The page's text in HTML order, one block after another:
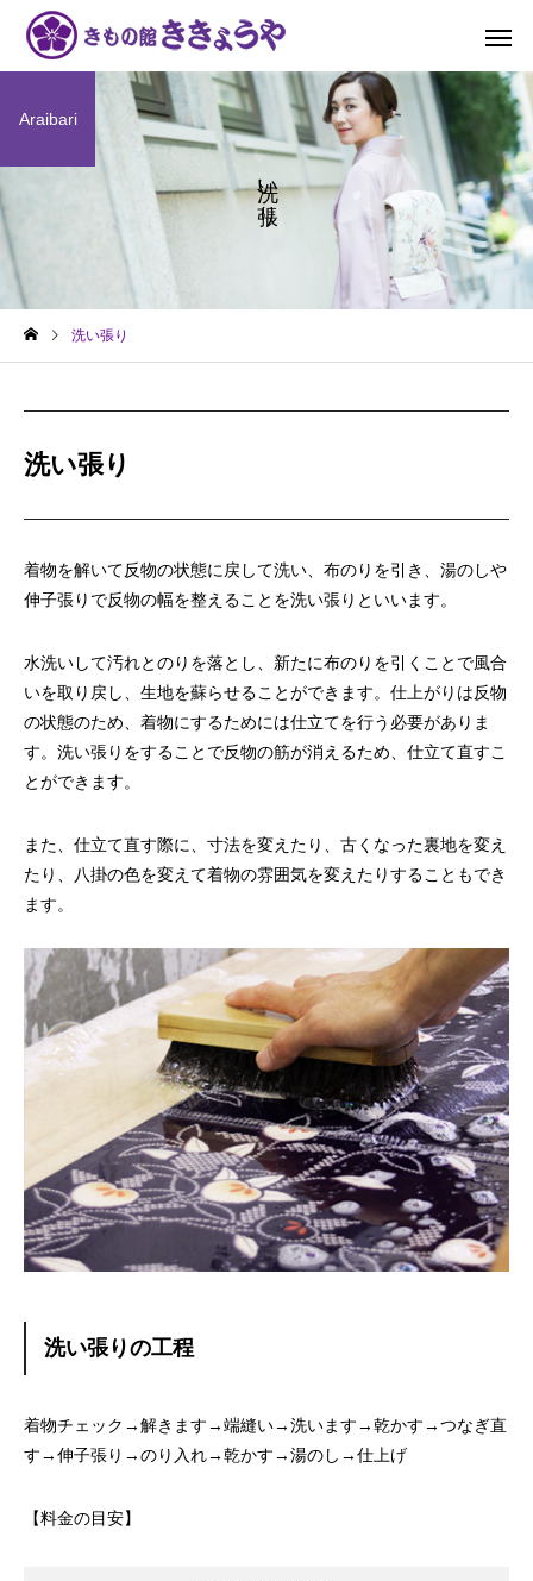
洗い張り
Araibari
洗い張り
洗い張り
着物を解いて反物の状態に戻して洗い、布のりを引き、湯のしや
伸子張りで反物の幅を整えることを洗い張りといいます。
水洗いして汚れとのりを落とし、新たに布のりを引くことで風合
いを取り戻し、生地を蘇らせることができます。仕上がりは反物
の状態のため、着物にするためには仕立てを行う必要がありま
す。洗い張りをすることで反物の筋が消えるため、仕立て直すこ
とができます。
また、仕立て直す際に、寸法を変えたり、古くなった裏地を変え
たり、八掛の色を変えて着物の雰囲気を変えたりすることもでき
ます。
洗い張りの工程
着物チェック→解きます→端縫い→洗います→乾かす→つなぎ直
す→伸子張り→のり入れ→乾かす→湯のし→仕上げ
【料金の目安】